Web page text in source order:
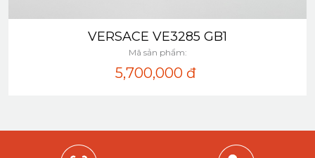
Xem nhanh
VERSACE VE3285 GB1
Mã sản phẩm:
5,700,000 đ